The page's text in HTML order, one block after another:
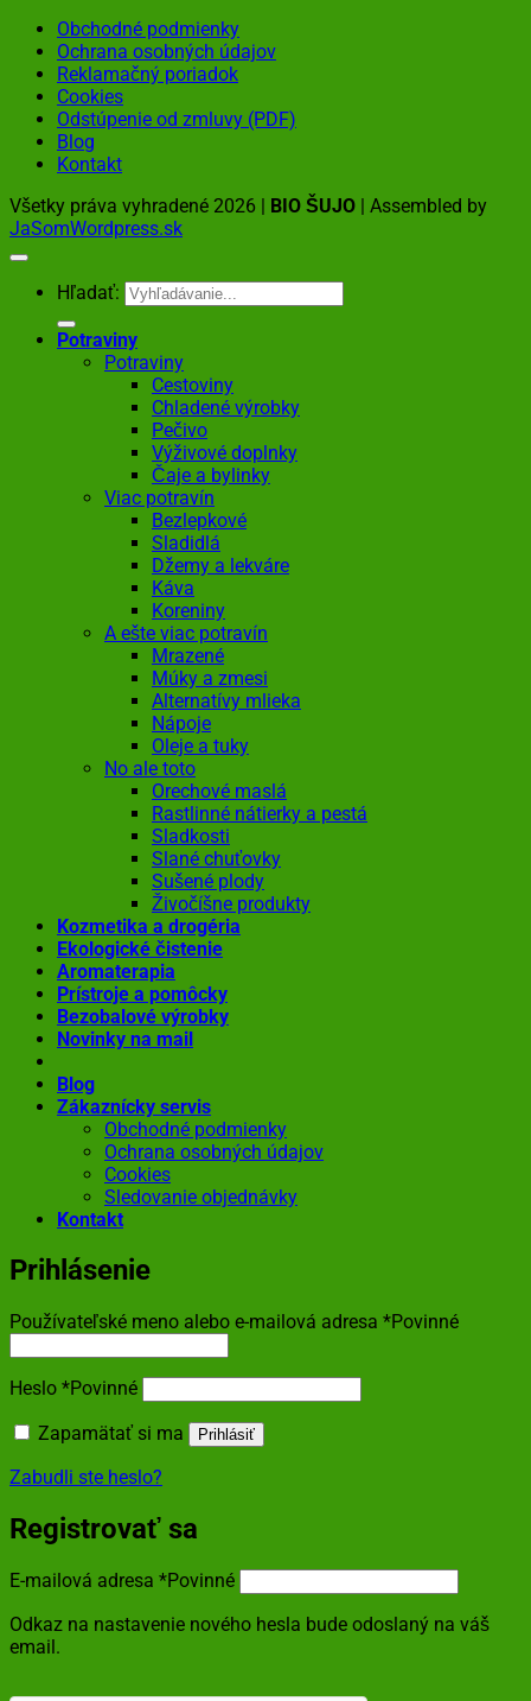
Obchodné podmienky
Ochrana osobných údajov
Reklamačný poriadok
Cookies
Odstúpenie od zmluvy (PDF)
Blog
Kontakt
Všetky práva vyhradené 2026 | BIO ŠUJO | Assembled by
JaSomWordpress.sk
Hľadať:
Potraviny
Potraviny
Cestoviny
Chladené výrobky
Pečivo
Výživové doplnky
Čaje a bylinky
Viac potravín
Bezlepkové
Sladidlá
Džemy a lekváre
Káva
Koreniny
A ešte viac potravín
Mrazené
Múky a zmesi
Alternatívy mlieka
Nápoje
Oleje a tuky
No ale toto
Orechové maslá
Rastlinné nátierky a pestá
Sladkosti
Slané chuťovky
Sušené plody
Živočíšne produkty
Kozmetika a drogéria
Ekologické čistenie
Aromaterapia
Prístroje a pomôcky
Bezobalové výrobky
Novinky na mail
Blog
Zákaznícky servis
Obchodné podmienky
Ochrana osobných údajov
Cookies
Sledovanie objednávky
Kontakt
Prihlásenie
Používateľské meno alebo e-mailová adresa *Povinné
Heslo *Povinné
Zapamätať si ma
Prihlásiť
Zabudli ste heslo?
Registrovať sa
E-mailová adresa *Povinné
Odkaz na nastavenie nového hesla bude odoslaný na váš
email.